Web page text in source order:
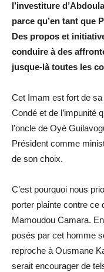
l’investiture
parce qu’en tant que
Des propos et
conduire à des
jusque-là toutes les
Cet Imam est fort de
Condé et de l’impunité
l’oncle de Oyé
Président comme
de son choix.
C’est pourquoi nous
porter plainte contre ce
Mamoudou Camara.
posés par cet homme
reproche à Ousmane
serait encourager de